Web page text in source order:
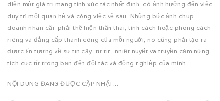
diện một giá trị mang tính xúc tác nhất định, có ảnh hưởng đến việc
duy trì mối quan hệ và công việc về sau. Những bức ảnh chụp
doanh nhân cần phải thể hiện thần thái, tính cách hoặc phong cách
riêng và đẳng cấp thành công của mỗi người, nó cũng phải tạo ra
được ấn tượng về sự tin cậy, tự tin, nhiệt huyết và truyền cảm hứng
tích cực từ trong bạn đến đối tác và đồng nghiệp của mình.
NỘI DUNG ĐANG ĐƯỢC CẬP NHẬT...